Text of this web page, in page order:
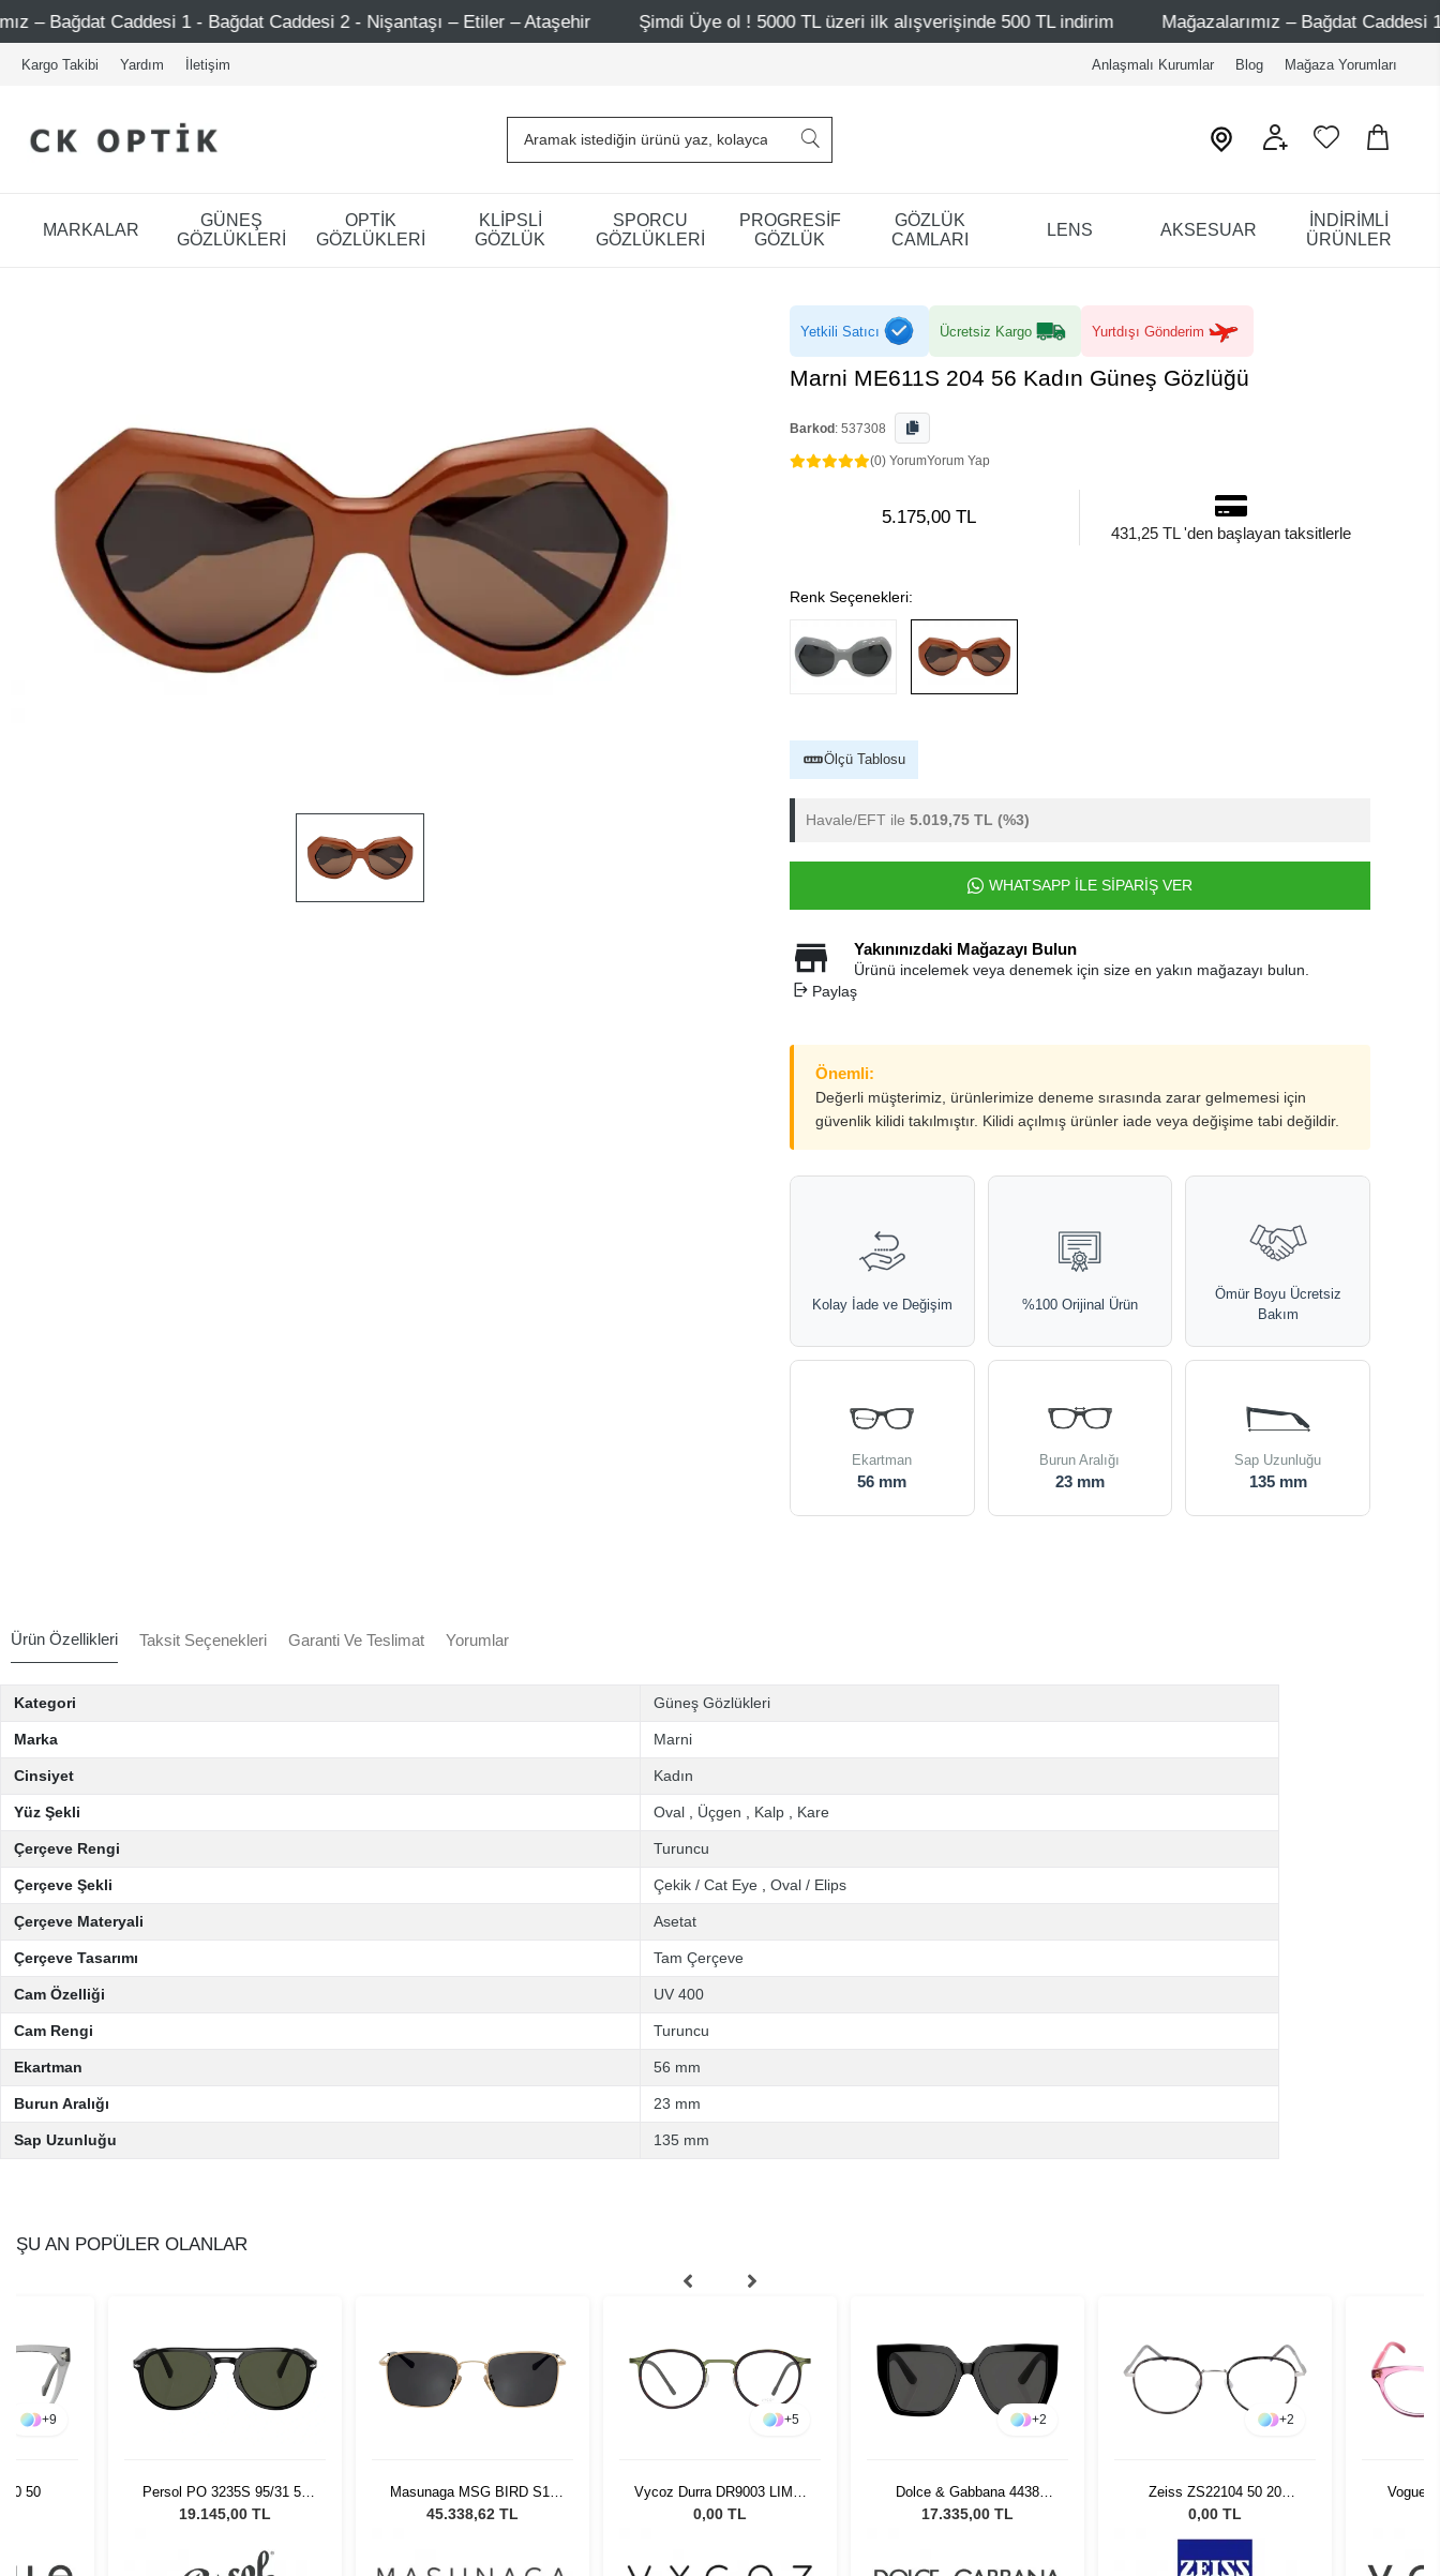
1 - Bağdat Caddesi 2 - Nişantaşı – Etiler – Ataşehir Şimdi Üye ol ! 5000 TL üzeri ilk alışverişinde 500 TL indirim Mağazalarımız – Bağdat Caddesi 1 - Bağdat
Kargo Takibi Yardım İletişim Anlaşmalı Kurumlar Blog Mağaza Yorumları
MARKALAR
GÜNEŞ
GÖZLÜKLERİ
OPTİK
GÖZLÜKLERİ
KLİPSLİ
GÖZLÜK
SPORCU
GÖZLÜKLERİ
PROGRESİF
GÖZLÜK
GÖZLÜK
CAMLARI
LENS AKSESUAR
İNDİRİMLİ
ÜRÜNLER
Yetkili Satıcı Ücretsiz Kargo Yurtdışı Gönderim
Marni ME611S 204 56 Kadın Güneş Gözlüğü
Barkod : 537308
(0) YorumYorum Yap
5.175,00 TL
431,25 TL 'den başlayan taksitlerle
Renk Seçenekleri:
Ölçü Tablosu
Havale/EFT ile 5.019,75 TL (%3)
WHATSAPP İLE SİPARİŞ VER
Yakınınızdaki Mağazayı Bulun
Ürünü incelemek veya denemek için size en yakın mağazayı bulun.
Paylaş
Önemli:
Değerli müşterimiz, ürünlerimize deneme sırasında zarar gelmemesi için
güvenlik kilidi takılmıştır. Kilidi açılmış ürünler iade veya değişime tabi değildir.
Kolay İade ve Değişim %100 Orijinal Ürün
Ömür Boyu Ücretsiz
Bakım
Ekartman
56 mm
Burun Aralığı
23 mm
Sap Uzunluğu
135 mm
Ürün Özellikleri Taksit Seçenekleri Garanti Ve Teslimat Yorumlar
Kategori Güneş Gözlükleri
Marka Marni
Cinsiyet Kadın
Yüz Şekli Oval Üçgen Kalp Kare
Çerçeve Rengi Turuncu
Çerçeve Şekli Çekik / Cat Eye Oval / Elips
Çerçeve Materyali Asetat
Çerçeve Tasarımı Tam Çerçeve
Cam Özelliği UV 400
Cam Rengi Turuncu
Ekartman 56 mm
Burun Aralığı 23 mm
Sap Uzunluğu 135 mm
ŞU AN POPÜLER OLANLAR
+9
50
Persol PO 3235S 95/31 55
Unisex Güneş Gözlüğü
19.145,00 TL
Masunaga MSG BIRD S11
21 - 54 Unisex Güneş
45.338,62 TL
+5
Vycoz Durra DR9003 LIME-
H İnlay 47-21
0,00 TL
+2
Dolce & Gabbana 4438
501/87 Kadın Güneş
17.335,00 TL
+2
Zeiss ZS22104 50 20
Charcoal Tortoise Silver 060
0,00 TL
Vogue